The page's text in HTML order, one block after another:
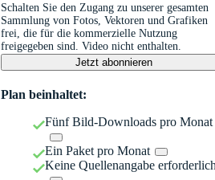
Schalten Sie den Zugang zu unserer gesamten
Sammlung von Fotos, Vektoren und Grafiken
frei, die für die kommerzielle Nutzung
freigegeben sind. Video nicht enthalten.
Jetzt abonnieren
Plan beinhaltet:
Fünf Bild-Downloads pro Monat
Ein Paket pro Monat
Keine Quellenangabe erforderlich